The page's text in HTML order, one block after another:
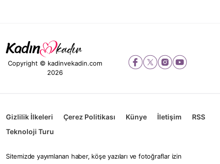
Copyright © kadinvekadin.com
2026
Gizlilik İlkeleri Çerez Politikası Künye İletişim
RSS
Teknoloji Turu
Sitemizde yayımlanan haber, köşe yazıları ve fotoğraflar izin